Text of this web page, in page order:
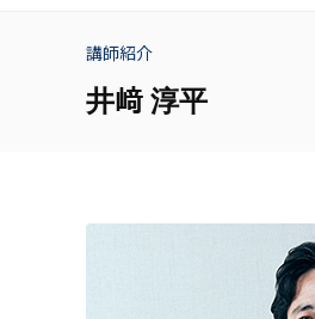
講師紹介
井﨑 淳平